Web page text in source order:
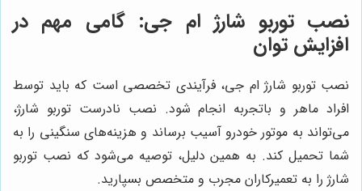
نصب توربو شارژ ام جی: گامی مهم در
افزایش توان
نصب توربو شارژ ام جی، فرآیندی تخصصی است که باید توسط
افراد ماهر و باتجربه انجام شود. نصب نادرست توربو شارژ،
می‌تواند به موتور خودرو آسیب برساند و هزینه‌های سنگینی را به
شما تحمیل کند. به همین دلیل، توصیه می‌شود که نصب توربو
شارژ را به تعمیرکاران مجرب و متخصص بسپارید.